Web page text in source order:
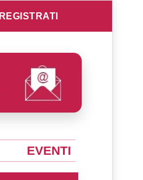
REGISTRATI
EVENTI